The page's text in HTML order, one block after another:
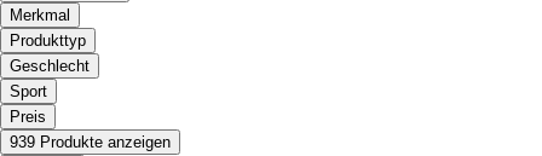
Merkmal
Produkttyp
Geschlecht
Sport
Preis
939 Produkte anzeigen